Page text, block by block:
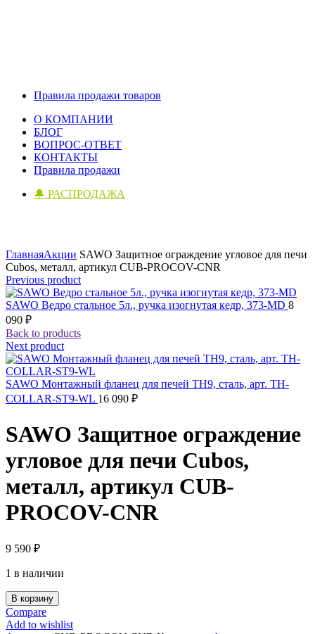
Правила продажи товаров
О КОМПАНИИ
БЛОГ
ВОПРОС-ОТВЕТ
КОНТАКТЫ
Правила продажи
🔔 РАСПРОДАЖА
ГлавнаяАкции SAWO Защитное ограждение угловое для печи
Cubos, металл, артикул CUB-PROCOV-CNR
Previous product
SAWO Ведро стальное 5л., ручка изогнутая кедр, 373-MD 8
090 ₽
Back to products
Next product
SAWO Монтажный фланец для печей TH9, сталь, арт. TH-
COLLAR-ST9-WL 16 090 ₽
SAWO Защитное ограждение
угловое для печи Cubos,
металл, артикул CUB-
PROCOV-CNR
9 590 ₽
1 в наличии
В корзину
Compare
Add to wishlist